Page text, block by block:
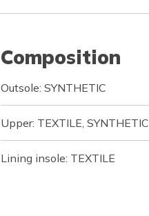
Composition
Outsole: SYNTHETIC
Upper: TEXTILE, SYNTHETIC
Lining insole: TEXTILE